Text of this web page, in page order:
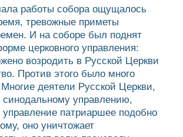
работы собора ощущалось
тревожные приметы
И на соборе был поднят
церковного управления:
возродить в Русской Церкви
Против этого было много
деятели Русской Церкви,
управлению,
управление патриаршее подобно
оно уничтожает